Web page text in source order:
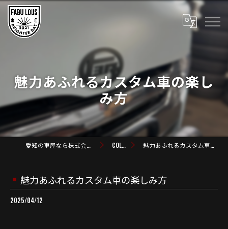
魅力あふれるカスタム車の楽し
み方
愛知の車屋なら株式会社FABULOUS COLUMN 魅力あふれるカスタム車の楽しみ方
魅力あふれるカスタム車の楽しみ方
2025/04/12